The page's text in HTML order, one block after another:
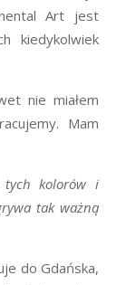
Art jest
kiedykolwiek
nie miałem
Mam
tych kolorów i
tak ważną
do Gdańska,